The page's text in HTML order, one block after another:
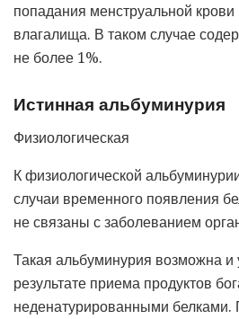
попадания менструальной
влагалища. В таком случае
не более 1%.
Истинная альбуминурия
Физиологическая
К физиологической
случаи временного появления
не связаны с заболеванием
Такая альбуминурия возможна и
результате приема продуктов
неденатурированными белками.